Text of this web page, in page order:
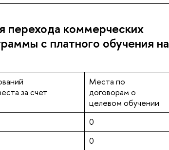
перехода коммерческих
с платного обучения на
за счет
Места по
договорам о
целевом обучении
0
0